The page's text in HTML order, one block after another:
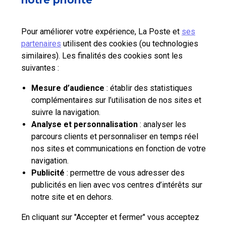
Pour améliorer votre expérience, La Poste et ses
partenaires utilisent des cookies (ou technologies
similaires). Les finalités des cookies sont les
suivantes :
Mesure d’audience : établir des statistiques
complémentaires sur l’utilisation de nos sites et
suivre la navigation.
Analyse et personnalisation : analyser les
parcours clients et personnaliser en temps réel
nos sites et communications en fonction de votre
navigation.
Publicité : permettre de vous adresser des
publicités en lien avec vos centres d’intérêts sur
notre site et en dehors.
En cliquant sur "Accepter et fermer" vous acceptez
La Poste Solutions Business est la marque B2B de La Poste, destinée aux
entreprises, collectivités et administrations publiques.
Retrouvez ici des actualités, des études de tendances, des décryptages et
innovations, des offres selon vos usages, des infos pratiques et un accès
à votre espace personnel pour gérer le développement de votre activité.
Aide et outils
pro.laposte.fr part.laposte.fr groupelaposte.com